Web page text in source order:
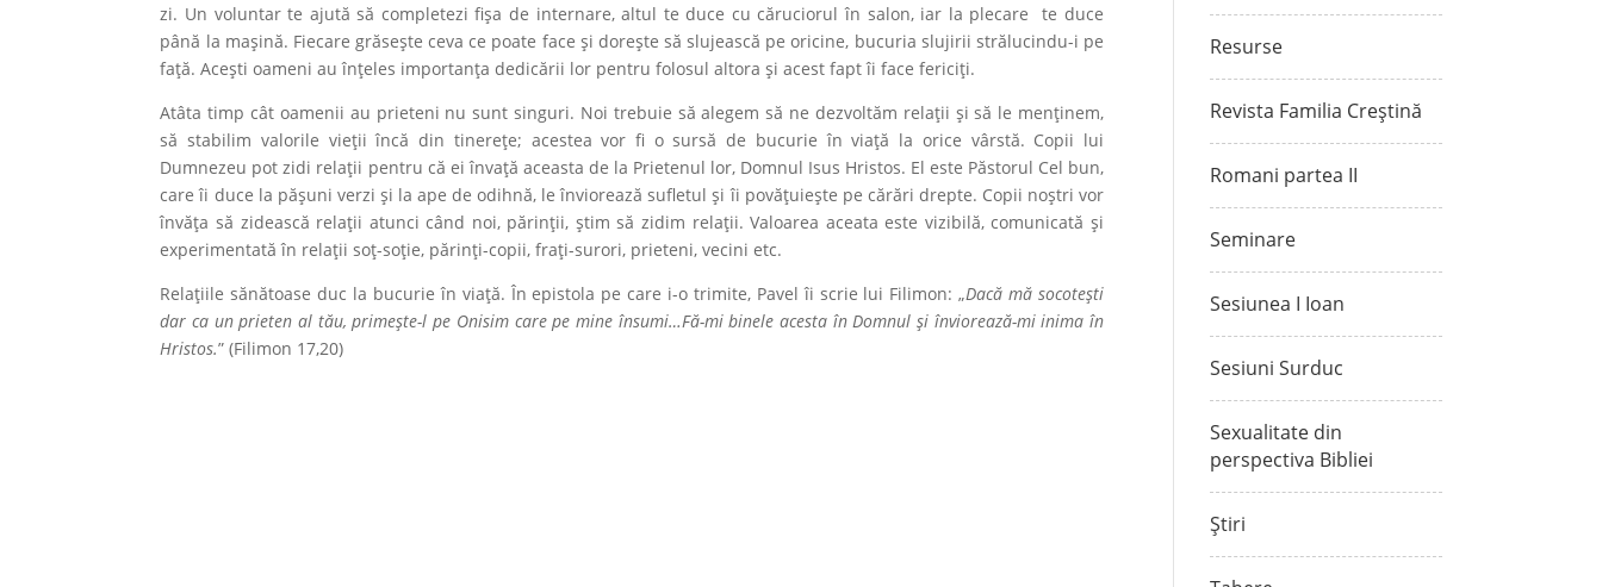
zi. Un voluntar te ajută să completezi fișa de internare, altul te duce cu căruciorul în salon, iar la plecare te duce
până la mașină. Fiecare grăsește ceva ce poate face și dorește să slujească pe oricine, bucuria slujirii strălucindu-i pe
față. Acești oameni au înțeles importanța dedicării lor pentru folosul altora și acest fapt îi face fericiți.
Atâta timp cât oamenii au prieteni nu sunt singuri. Noi trebuie să alegem să ne dezvoltăm relații și să le menținem,
să stabilim valorile vieții încă din tinerețe; acestea vor fi o sursă de bucurie în viață la orice vârstă. Copii lui
Dumnezeu pot zidi relații pentru că ei învață aceasta de la Prietenul lor, Domnul Isus Hristos. El este Păstorul Cel bun,
care îi duce la pășuni verzi și la ape de odihnă, le înviorează sufletul și îi povățuiește pe cărări drepte. Copii noștri vor
învăța să zidească relații atunci când noi, părinții, știm să zidim relații. Valoarea aceata este vizibilă, comunicată și
experimentată în relații soț-soție, părinți-copii, frați-surori, prieteni, vecini etc.
Relațiile sănătoase duc la bucurie în viață. În epistola pe care i-o trimite, Pavel îi scrie lui Filimon: „Dacă mă socotești
dar ca un prieten al tău, primește-l pe Onisim care pe mine însumi…Fă-mi binele acesta în Domnul și înviorează-mi inima în
Hristos.” (Filimon 17,20)
Resurse
Revista Familia Creștină
Romani partea II
Seminare
Sesiunea I Ioan
Sesiuni Surduc
Sexualitate din
perspectiva Bibliei
Știri